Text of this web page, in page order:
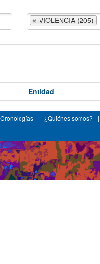
VIOLENCIA (205)
Entidad
Cronologías | ¿Quiénes somos? |